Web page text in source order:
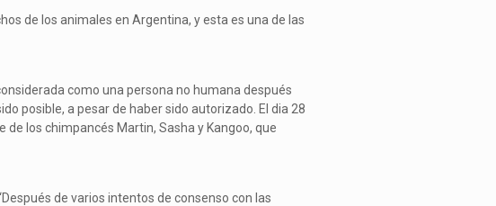
de los animales en Argentina, y esta es una de las
como una persona no humana después
posible, a pesar de haber sido autorizado. El dia 28
los chimpancés Martin, Sasha y Kangoo, que
de varios intentos de consenso con las